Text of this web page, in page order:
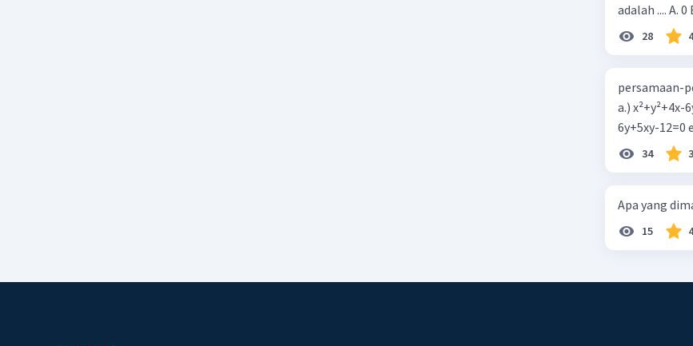
adalah .... A. 0
28
persamaan-
a.) x²+y²+4x-
34
Apa yang
15